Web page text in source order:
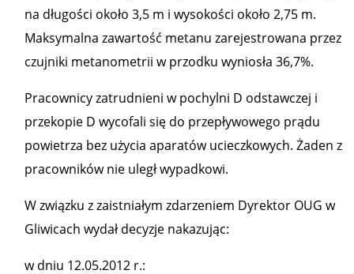
na długości około 3,5 m i wysokości około 2,75 m.
Maksymalna zawartość metanu zarejestrowana przez
czujniki metanometrii w przodku wyniosła 36,7%.
Pracownicy zatrudnieni w pochylni D odstawczej i
przekopie D wycofali się do przepływowego prądu
powietrza bez użycia aparatów ucieczkowych. Żaden z
pracowników nie uległ wypadkowi.
W związku z zaistniałym zdarzeniem Dyrektor OUG w
Gliwicach wydał decyzje nakazując:
w dniu 12.05.2012 r.: